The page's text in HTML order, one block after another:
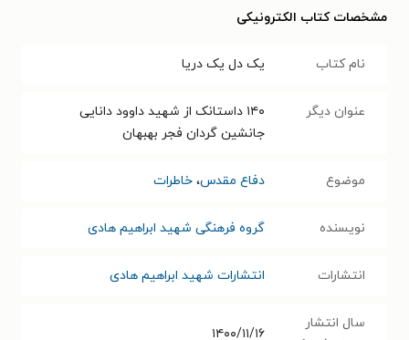
مشخصات کتاب الکترونیکی
نام کتاب یک دل یک دریا
عنوان دیگر
۱۴۰ داستانک از شهید داوود دانایی
جانشین گردان فجر بهبهان
موضوع دفاع مقدس، خاطرات
نویسنده گروه فرهنگی شهید ابراهیم هادی
انتشارات انتشارات شهید ابراهیم هادی
سال انتشار
۱۴۰۰/۱۱/۱۶